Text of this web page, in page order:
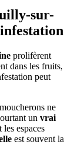
sur-
prolifèrent
dans les fruits,
peut
ne
un vrai
les espaces
est souvent la